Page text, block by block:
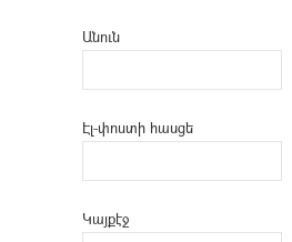
Անուն
Էլ-փոստի հասցե
Կայքէջ